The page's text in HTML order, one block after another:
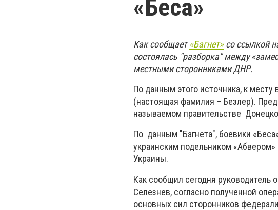
«Беса»
Как сообщает«Багнет» со ссылкой
состоялась "разборка" между
местными сторонниками ДНР.
По данным этого источника, к месту
(настоящая фамилия – Безлер).
называемом правительстве
По данным "Багнета", боевики
украинским подельником
Украины.
Как сообщил сегодня
Селезнев, согласно полученной
основных сил сторонников